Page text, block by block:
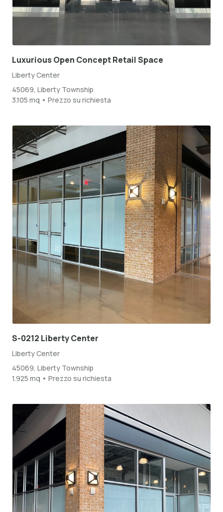
Luxurious Open Concept Retail Space
Liberty Center
45069, Liberty Township
3.105 mq • Prezzo su richiesta
S-0212 Liberty Center
Liberty Center
45069, Liberty Township
1.925 mq • Prezzo su richiesta